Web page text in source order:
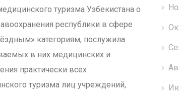
туризма Узбекистана о
республики в сфере
категориям, послужила
в них медицинских и
практически всех
туризма лиц учреждений,